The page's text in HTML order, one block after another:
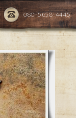
080-5658-4445